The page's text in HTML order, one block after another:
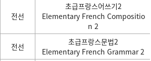
전선
초급프랑스어쓰기2
Elementary French Compositio
n 2
전선
초급프랑스문법2
Elementary French Grammar 2